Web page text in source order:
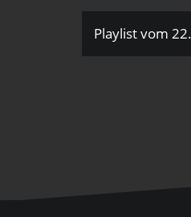
Playlist vom